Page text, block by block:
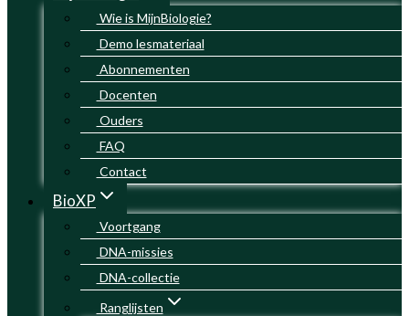
Wie is MijnBiologie?
Demo lesmateriaal
Abonnementen
Docenten
Ouders
FAQ
Contact
BioXP
Voortgang
DNA-missies
DNA-collectie
Ranglijsten